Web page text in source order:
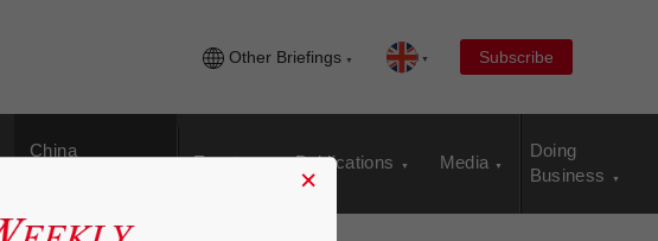
Other Briefings Subscribe
China
Events Publications Media
Doing
Business
×